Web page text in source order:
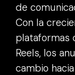
de
Con la
plataformas
Reels, los
cambio